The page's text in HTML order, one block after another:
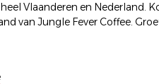
Vlaanderen en Nederland.
van Jungle Fever Coffee.